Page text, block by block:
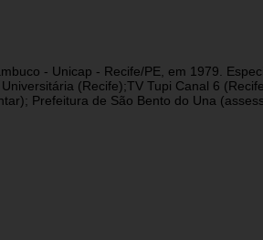
- Unicap - Recife/PE, em 1979.
(Recife);TV Tupi Canal 6
Prefeitura de São Bento do Una